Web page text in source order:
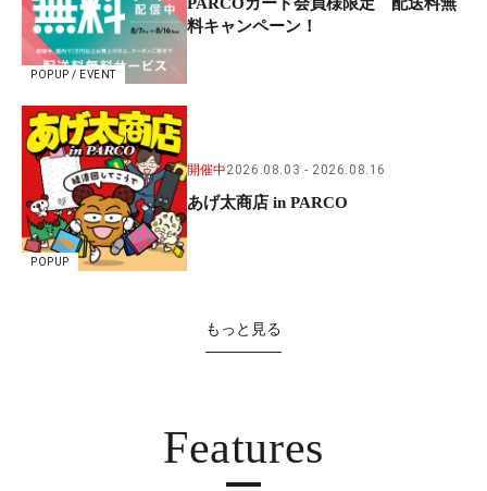
POPUP / EVENT
料キャンペーン！
POPUP
開催中2026.08.03 2026.08.16
あげ太商店 in PARCO
もっと見る
Features